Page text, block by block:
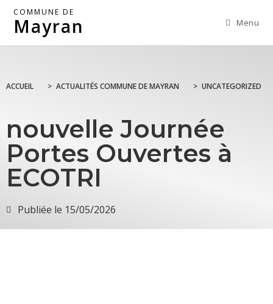
COMMUNE DE
Mayran Menu
ACCUEIL > ACTUALITÉS COMMUNE DE MAYRAN > UNCATEGORIZED
nouvelle Journée
Portes Ouvertes à
ECOTRI
Publiée le 15/05/2026